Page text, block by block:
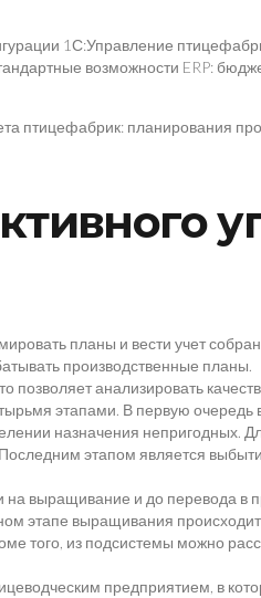
1С:Управление
возможности ERP:
птицефабрик: планирования
планы и вести учет
производственные планы.
анализировать
этапами. В первую очередь
назначения непригодных.
этапом является
выращивание и до перевода в
этапе выращивания
того, из подсистемы можно
предприятием, в